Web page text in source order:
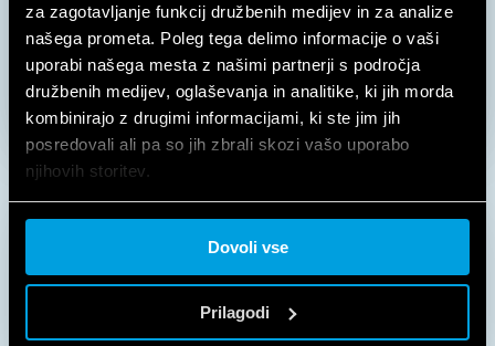
za zagotavljanje funkcij družbenih medijev in za analize
našega prometa. Poleg tega delimo informacije o vaši
uporabi našega mesta z našimi partnerji s področja
družbenih medijev, oglaševanja in analitike, ki jih morda
kombinirajo z drugimi informacijami, ki ste jim jih
posredovali ali pa so jih zbrali skozi vašo uporabo
njihovih storitev.
Cookie policy.
Dovoli vse
Prilagodi
FINDER PRIMERI DOBRE
PRAKSE